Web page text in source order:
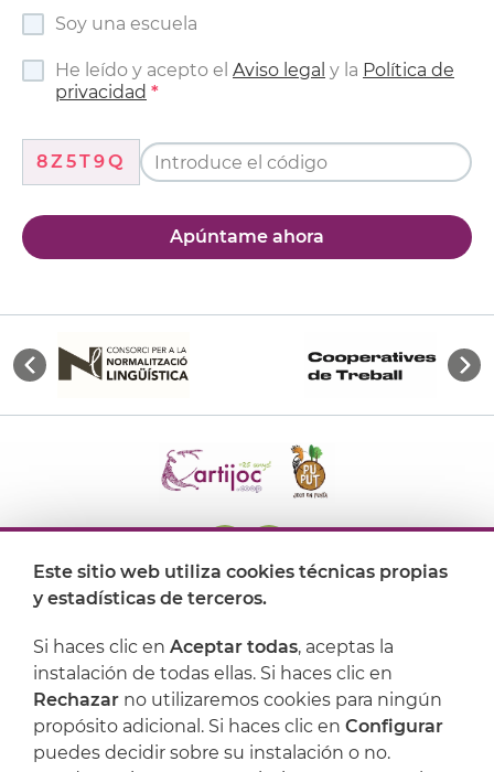
Soy una escuela
He leído y acepto el Aviso legal y la Política de
privacidad
8Z5T9Q
Apúntame ahora
Dónde encontrarnos
Artijoc
Soporte
Este sitio web utiliza cookies técnicas propias
y estadísticas de terceros.
Si haces clic en Aceptar todas, aceptas la
instalación de todas ellas. Si haces clic en
Rechazar no utilizaremos cookies para ningún
propósito adicional. Si haces clic en Configurar
puedes decidir sobre su instalación o no.